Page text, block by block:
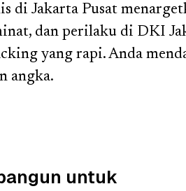
di Jakarta Pusat
dan perilaku di DKI
yang rapi. Anda
angka.
untuk